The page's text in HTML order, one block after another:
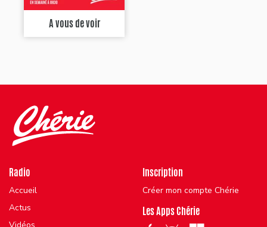
A vous de voir
Radio
Accueil
Actus
Inscription
Créer mon compte Chérie
Les Apps Chérie